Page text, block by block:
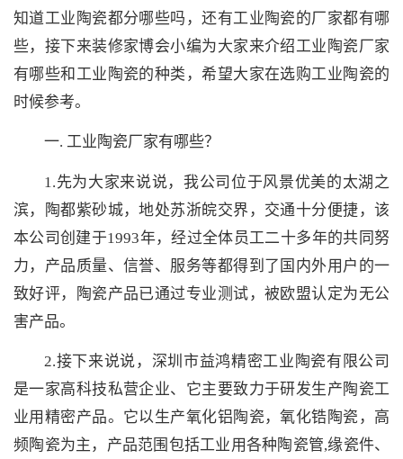
知道工业陶瓷都分哪些吗，还有工业陶瓷的厂家都有哪
些，接下来装修家博会小编为大家来介绍工业陶瓷厂家
有哪些和工业陶瓷的种类，希望大家在选购工业陶瓷的
时候参考。
一. 工业陶瓷厂家有哪些？
1.先为大家来说说，我公司位于风景优美的太湖之
滨，陶都紫砂城，地处苏浙皖交界，交通十分便捷，该
本公司创建于1993年，经过全体员工二十多年的共同努
力，产品质量、信誉、服务等都得到了国内外用户的一
致好评，陶瓷产品已通过专业测试，被欧盟认定为无公
害产品。
2.接下来说说，深圳市益鸿精密工业陶瓷有限公司
是一家高科技私营企业、它主要致力于研发生产陶瓷工
业用精密产品。它以生产氧化铝陶瓷，氧化锆陶瓷，高
频陶瓷为主，产品范围包括工业用各种陶瓷管,缘瓷件、